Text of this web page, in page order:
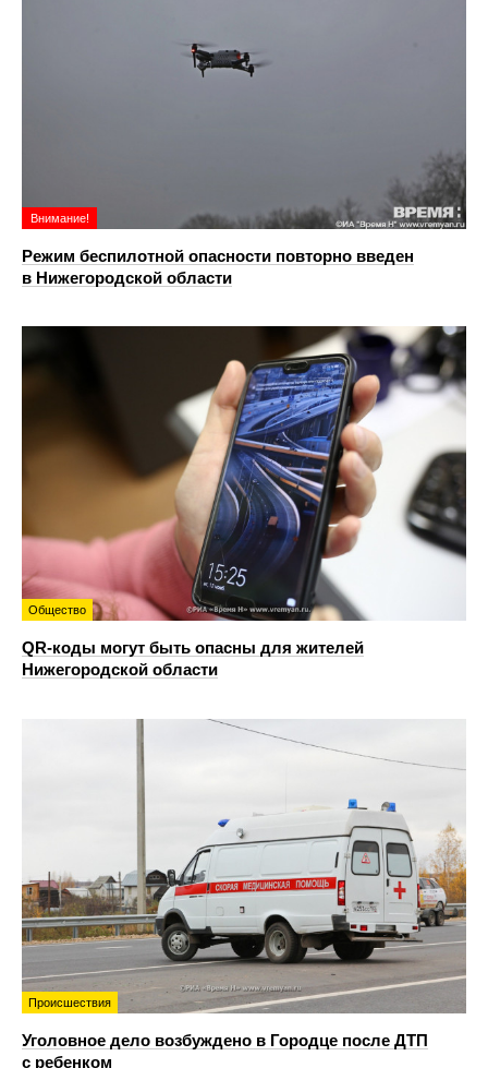
Внимание!
Режим беспилотной опасности повторно введен
в Нижегородской области
Общество
QR-коды могут быть опасны для жителей
Нижегородской области
Происшествия
Уголовное дело возбуждено в Городце после ДТП
с ребенком